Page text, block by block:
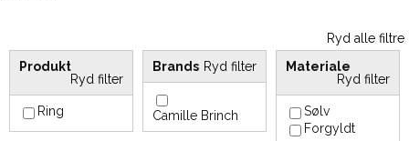
Ryd alle filtre
Produkt
Ryd filter
Ring
Brands Ryd filter
Camille Brinch
Materiale
Ryd filter
Sølv
Forgyldt